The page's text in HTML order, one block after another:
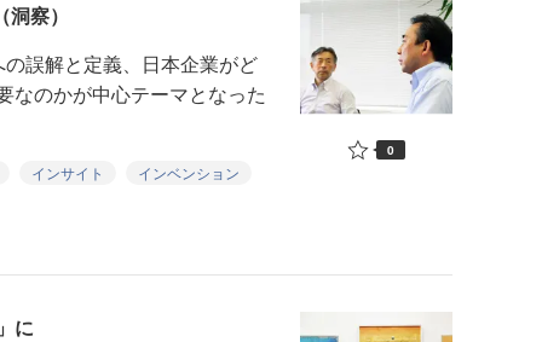
察）
誤解と定義、日本企業がど
なのかが中心テーマとなった
インサイト インベンション
0
に